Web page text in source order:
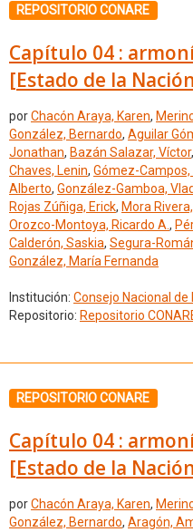
REPOSITORIO CONARE
Capítulo 04 :
[Estado de la
porChacón Araya, Karen,
González, Bernardo, Aguilar
Jonathan, Bazán Salazar, Víctor,
Chaves, Lenin, Gómez-
Alberto, González-Gamboa,
Rojas Zúñiga, Erick, Mora
Orozco-Montoya, Ricardo A.,
Calderón, Saskia, Segura-
González, María Fernanda
Institución: Consejo Nacional de
Repositorio: Repositorio
REPOSITORIO CONARE
Capítulo 04 :
[Estado de la
porChacón Araya, Karen,
González, Bernardo, Aragón,